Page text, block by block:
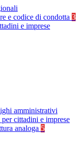
e codice di condotta 3
e imprese
amministrativi
cittadini e imprese
analoga 5